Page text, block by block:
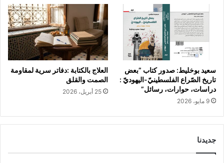
سعيد بوخليط: صدور كتاب ”بعض
تاريخ الصّراع الفلسطينيّ-اليهوديّ :
دراسات، حوارات، رسائل”
9 مايو، 2026
العلاج بالكتابة :دفاتر سرية لمقاومة
الصمت والقلق
25 أبريل، 2026
جديدنا